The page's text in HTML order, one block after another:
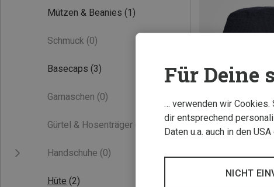
Mützen & Beanies (1)
Schmuck (0)
Basecaps (3)
Gamaschen (0)
Gürtel & Hosenträger
Handschuhe (0)
Hüte (2)
Du sparst 33%
Für Deine
… verwenden wir Cookies.
dir entsprechend
Daten u.a. auch in den
NICHT